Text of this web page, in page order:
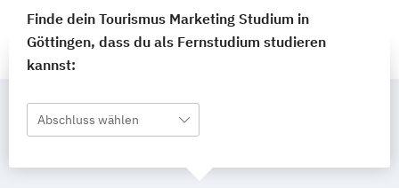
Finde dein Tourismus Marketing Studium in
Göttingen, dass du als Fernstudium studieren
kannst:
Abschluss wählen